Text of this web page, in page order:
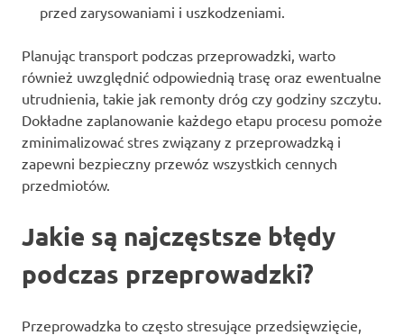
przed zarysowaniami i uszkodzeniami.
Planując transport podczas przeprowadzki, warto
również uwzględnić odpowiednią trasę oraz ewentualne
utrudnienia, takie jak remonty dróg czy godziny szczytu.
Dokładne zaplanowanie każdego etapu procesu pomoże
zminimalizować stres związany z przeprowadzką i
zapewni bezpieczny przewóz wszystkich cennych
przedmiotów.
Jakie są najczęstsze błędy
podczas przeprowadzki?
Przeprowadzka to często stresujące przedsięwzięcie,